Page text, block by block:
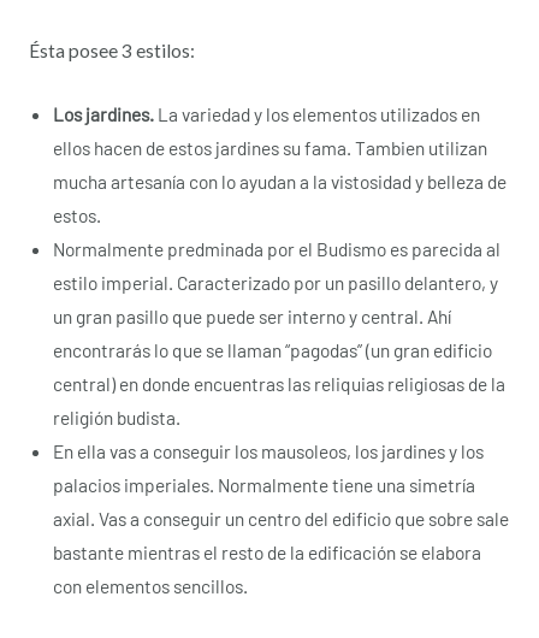
Ésta posee 3 estilos:
Los jardines. La variedad y los elementos utilizados en
ellos hacen de estos jardines su fama. Tambien utilizan
mucha artesanía con lo ayudan a la vistosidad y belleza de
estos.
Normalmente predminada por el Budismo es parecida al
estilo imperial. Caracterizado por un pasillo delantero, y
un gran pasillo que puede ser interno y central. Ahí
encontrarás lo que se llaman “pagodas” (un gran edificio
central) en donde encuentras las reliquias religiosas de la
religión budista.
En ella vas a conseguir los mausoleos, los jardines y los
palacios imperiales. Normalmente tiene una simetría
axial. Vas a conseguir un centro del edificio que sobre sale
bastante mientras el resto de la edificación se elabora
con elementos sencillos.